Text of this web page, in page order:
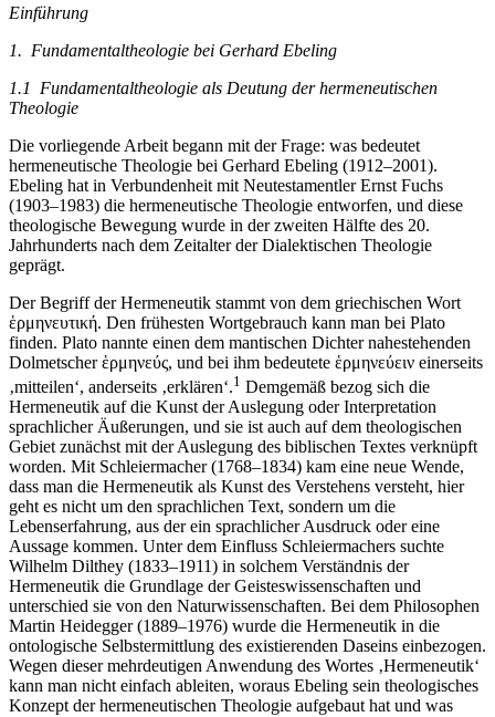
Einführung
1. Fundamentaltheologie bei Gerhard Ebeling
1.1 Fundamentaltheologie als Deutung der hermeneutischen
Theologie
Die vorliegende Arbeit begann mit der Frage: was bedeutet
hermeneutische Theologie bei Gerhard Ebeling (1912–2001).
Ebeling hat in Verbundenheit mit Neutestamentler Ernst Fuchs
(1903–1983) die hermeneutische Theologie entworfen, und diese
theologische Bewegung wurde in der zweiten Hälfte des 20.
Jahrhunderts nach dem Zeitalter der Dialektischen Theologie
geprägt.
Der Begriff der Hermeneutik stammt von dem griechischen Wort
ἑρμηνευτική. Den frühesten Wortgebrauch kann man bei Plato
finden. Plato nannte einen dem mantischen Dichter nahestehenden
Dolmetscher ἑρμηνεύς, und bei ihm bedeutete ἑρμηνεύειν einerseits
‚mitteilen‘, anderseits ‚erklären‘.1 Demgemäß bezog sich die
Hermeneutik auf die Kunst der Auslegung oder Interpretation
sprachlicher Äußerungen, und sie ist auch auf dem theologischen
Gebiet zunächst mit der Auslegung des biblischen Textes verknüpft
worden. Mit Schleiermacher (1768–1834) kam eine neue Wende,
dass man die Hermeneutik als Kunst des Verstehens versteht, hier
geht es nicht um den sprachlichen Text, sondern um die
Lebenserfahrung, aus der ein sprachlicher Ausdruck oder eine
Aussage kommen. Unter dem Einfluss Schleiermachers suchte
Wilhelm Dilthey (1833–1911) in solchem Verständnis der
Hermeneutik die Grundlage der Geisteswissenschaften und
unterschied sie von den Naturwissenschaften. Bei dem Philosophen
Martin Heidegger (1889–1976) wurde die Hermeneutik in die
ontologische Selbstermittlung des existierenden Daseins einbezogen.
Wegen dieser mehrdeutigen Anwendung des Wortes ‚Hermeneutik‘
kann man nicht einfach ableiten, woraus Ebeling sein theologisches
Konzept der hermeneutischen Theologie aufgebaut hat und was